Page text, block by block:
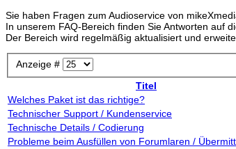
Sie haben Fragen zum Audioservice von
In unserem FAQ-Bereich finden Sie Antworten auf
Der Bereich wird regelmäßig aktualisiert und
Anzeige #
Titel
Welches Paket ist das richtige?
Technischer Support / Kundenservice
Technische Details / Codierung
Probleme beim Ausfüllen von Forumlaren /